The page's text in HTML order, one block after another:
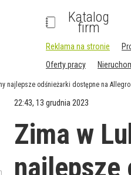
Katalog
firm
Reklama na stronie
Oferty pracy
najlepsze odśnieżarki dostępne na
22:43, 13 grudnia 2023
Zima w
najlepsze